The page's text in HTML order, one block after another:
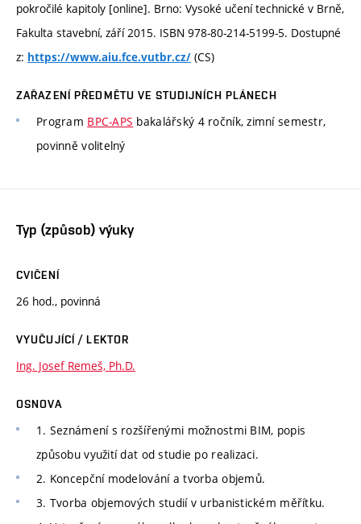
pokročilé kapitoly [online]. Brno: Vysoké učení technické v Brně,
Fakulta stavební, září 2015. ISBN 978-80-214-5199-5. Dostupné
z: https://www.aiu.fce.vutbr.cz/ (CS)
ZAŘAZENÍ PŘEDMĚTU VE STUDIJNÍCH PLÁNECH
Program BPC-APS bakalářský 4 ročník, zimní semestr,
povinně volitelný
Typ (způsob) výuky
CVIČENÍ
26 hod., povinná
VYUČUJÍCÍ / LEKTOR
Ing. Josef Remeš, Ph.D.
OSNOVA
1. Seznámení s rozšířenými možnostmi BIM, popis
způsobu využití dat od studie po realizaci.
2. Koncepční modelování a tvorba objemů.
3. Tvorba objemových studií v urbanistickém měřítku.